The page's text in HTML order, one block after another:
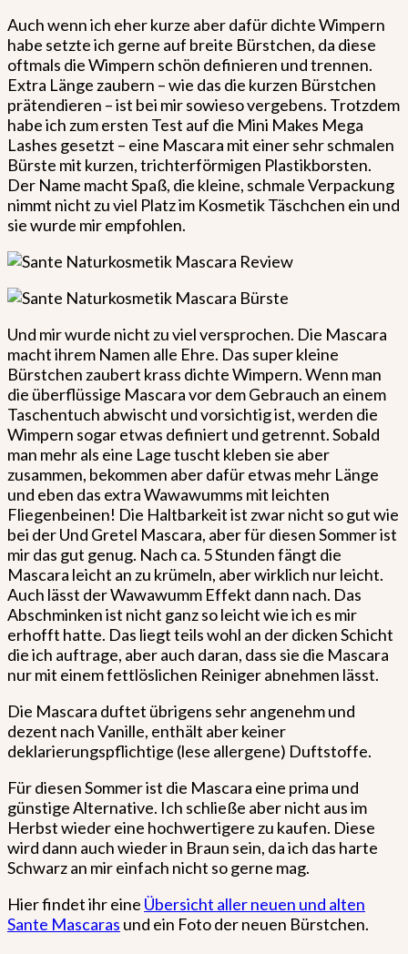
Auch wenn ich eher kurze aber dafür dichte Wimpern
habe setzte ich gerne auf breite Bürstchen, da diese
oftmals die Wimpern schön definieren und trennen.
Extra Länge zaubern – wie das die kurzen Bürstchen
prätendieren – ist bei mir sowieso vergebens. Trotzdem
habe ich zum ersten Test auf die Mini Makes Mega
Lashes gesetzt – eine Mascara mit einer sehr schmalen
Bürste mit kurzen, trichterförmigen Plastikborsten.
Der Name macht Spaß, die kleine, schmale Verpackung
nimmt nicht zu viel Platz im Kosmetik Täschchen ein und
sie wurde mir empfohlen.
Und mir wurde nicht zu viel versprochen. Die Mascara
macht ihrem Namen alle Ehre. Das super kleine
Bürstchen zaubert krass dichte Wimpern. Wenn man
die überflüssige Mascara vor dem Gebrauch an einem
Taschentuch abwischt und vorsichtig ist, werden die
Wimpern sogar etwas definiert und getrennt. Sobald
man mehr als eine Lage tuscht kleben sie aber
zusammen, bekommen aber dafür etwas mehr Länge
und eben das extra Wawawumms mit leichten
Fliegenbeinen! Die Haltbarkeit ist zwar nicht so gut wie
bei der Und Gretel Mascara, aber für diesen Sommer ist
mir das gut genug. Nach ca. 5 Stunden fängt die
Mascara leicht an zu krümeln, aber wirklich nur leicht.
Auch lässt der Wawawumm Effekt dann nach. Das
Abschminken ist nicht ganz so leicht wie ich es mir
erhofft hatte. Das liegt teils wohl an der dicken Schicht
die ich auftrage, aber auch daran, dass sie die Mascara
nur mit einem fettlöslichen Reiniger abnehmen lässt.
Die Mascara duftet übrigens sehr angenehm und
dezent nach Vanille, enthält aber keiner
deklarierungspflichtige (lese allergene) Duftstoffe.
Für diesen Sommer ist die Mascara eine prima und
günstige Alternative. Ich schließe aber nicht aus im
Herbst wieder eine hochwertigere zu kaufen. Diese
wird dann auch wieder in Braun sein, da ich das harte
Schwarz an mir einfach nicht so gerne mag.
Hier findet ihr eine Übersicht aller neuen und alten
Sante Mascaras und ein Foto der neuen Bürstchen.